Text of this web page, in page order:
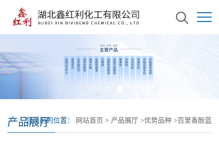
产品展厅
您当前的位置： 网站首页 > 产品展厅 >优势品种 > 百里香酚蓝